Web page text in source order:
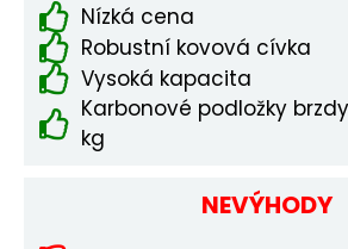
Nízká cena
Robustní kovová cívka
Vysoká kapacita
Karbonové podložky
kg
NEVÝHODY